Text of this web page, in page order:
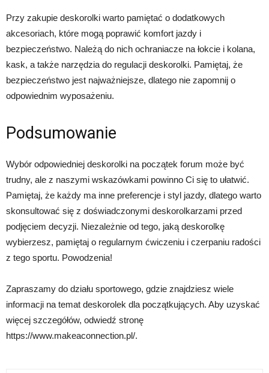
Przy zakupie deskorolki warto pamiętać o dodatkowych
akcesoriach, które mogą poprawić komfort jazdy i
bezpieczeństwo. Należą do nich ochraniacze na łokcie i kolana,
kask, a także narzędzia do regulacji deskorolki. Pamiętaj, że
bezpieczeństwo jest najważniejsze, dlatego nie zapomnij o
odpowiednim wyposażeniu.
Podsumowanie
Wybór odpowiedniej deskorolki na początek forum może być
trudny, ale z naszymi wskazówkami powinno Ci się to ułatwić.
Pamiętaj, że każdy ma inne preferencje i styl jazdy, dlatego warto
skonsultować się z doświadczonymi deskorolkarzami przed
podjęciem decyzji. Niezależnie od tego, jaką deskorolkę
wybierzesz, pamiętaj o regularnym ćwiczeniu i czerpaniu radości
z tego sportu. Powodzenia!
Zapraszamy do działu sportowego, gdzie znajdziesz wiele
informacji na temat deskorolek dla początkujących. Aby uzyskać
więcej szczegółów, odwiedź stronę
https://www.makeaconnection.pl/.